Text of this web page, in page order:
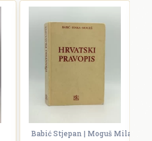
Babić Stjepan | Moguš Milan